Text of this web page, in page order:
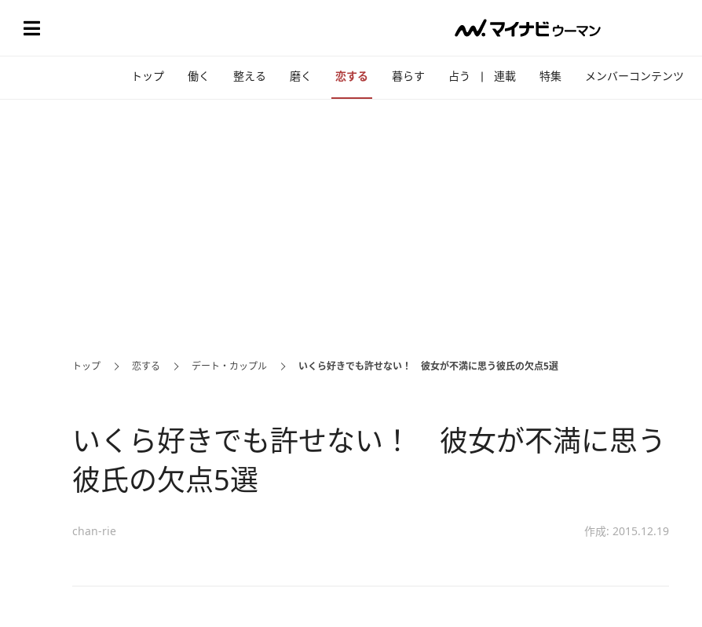
トップ 働く 整える 磨く 恋する 暮らす 占う 連載 特集 メンバーコンテンツ
トップ 恋する デート・カップル いくら好きでも許せない！ 彼女が不満に思う彼氏の欠点5選
いくら好きでも許せない！ 彼女が不満に思う
彼氏の欠点5選
chan-rie 作成: 2015.12.19